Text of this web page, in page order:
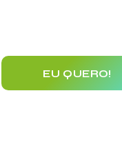
EU QUERO!